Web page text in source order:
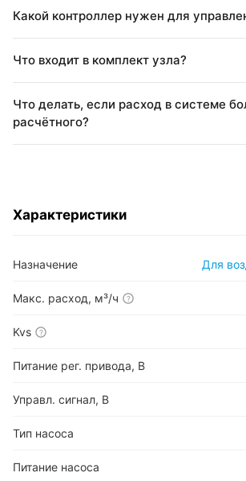
Какой контроллер нужен для
Что входит в комплект узла?
Что делать, если расход в системе
расчётного?
Характеристики
Назначение Для
Макс. расход, м³/ч ?
Kvs ?
Питание рег. привода, В
Управл. сигнал, В
Тип насоса
Питание насоса